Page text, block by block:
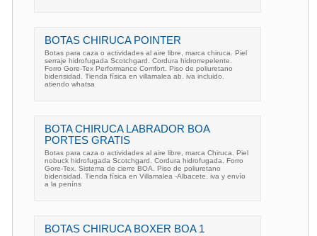
BOTAS CHIRUCA POINTER
Botas para caza o actividades al aire libre, marca chiruca. Piel
serraje hidrofugada Scotchgard. Cordura hidrorrepelente.
Forro Gore-Tex Performance Comfort. Piso de poliuretano
bidensidad. Tienda física en villamalea ab. iva incluido.
atiendo whatsa
BOTA CHIRUCA LABRADOR BOA
PORTES GRATIS
Botas para caza o actividades al aire libre, marca Chiruca. Piel
nobuck hidrofugada Scotchgard. Cordura hidrofugada. Forro
Gore-Tex. Sistema de cierre BOA. Piso de poliuretano
bidensidad. Tienda física en Villamalea -Albacete. iva y envío
a la peníns
BOTAS CHIRUCA BOXER BOA 1